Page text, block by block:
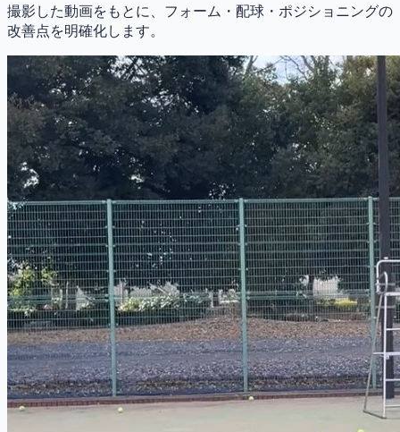
撮影した動画をもとに、フォーム・配球・ポジショニングの
改善点を明確化します。